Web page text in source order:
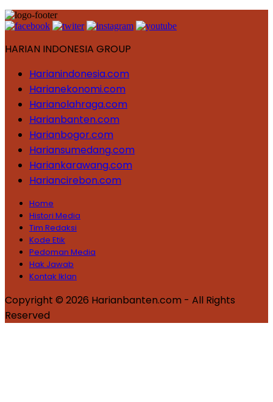
HARIAN INDONESIA GROUP
Harianindonesia.com
Harianekonomi.com
Harianolahraga.com
Harianbanten.com
Harianbogor.com
Hariansumedang.com
Hariankarawang.com
Hariancirebon.com
Home
Histori Media
Tim Redaksi
Kode Etik
Pedoman Media
Hak Jawab
Kontak Iklan
Copyright © 2026 Harianbanten.com - All Rights
Reserved